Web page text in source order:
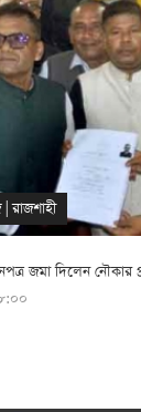
|রাজশাহী
জমা দিলেন নৌকার